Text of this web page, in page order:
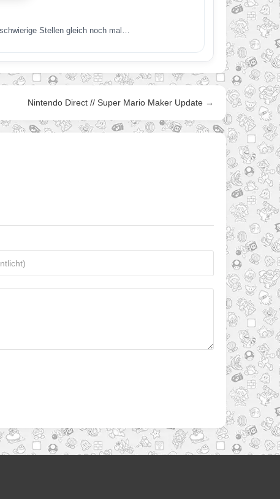
Stellen gleich noch mal…
Nintendo Direct // Super Mario Maker Update →